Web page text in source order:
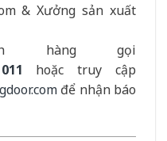
& Xưởng sản xuất
hàng gọi
hoặc truy cập
để nhận báo